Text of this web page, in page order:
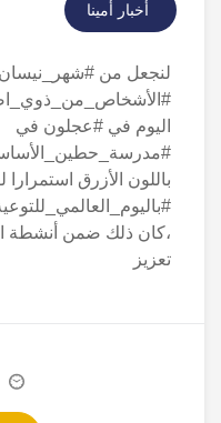
أخبار أمينا
لنجعل من #شهر_نيسان
اليوم في #عجلون في
باللون الأزرق استمرارا
،كان ذلك ضمن أنشطة
تعزيز